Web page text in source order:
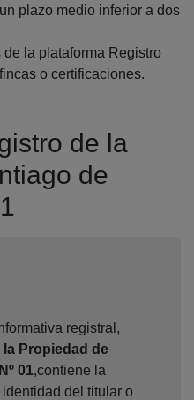
plazo medio inferior a dos
la plataforma Registro
o certificaciones.
de la
de
nueva
registral,
la Propiedad de
01,contiene la
del titular o